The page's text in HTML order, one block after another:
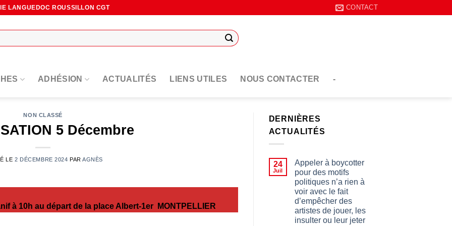
LANGUEDOC ROUSSILLON CGT CONTACT
ADHÉSION ACTUALITÉS LIENS UTILES NOUS CONTACTER -
NON CLASSÉ
5 Décembre
LE2 DÉCEMBRE 2024 PARAGNÈS
à 10h au départ de la place Albert-1er
MONTPELLIER
DERNIÈRES
ACTUALITÉS
24
Juil
Appeler à boycotter
pour des motifs
politiques n’a rien à
voir avec le fait
d’empêcher des
artistes de jouer, les
insulter ou leur jeter